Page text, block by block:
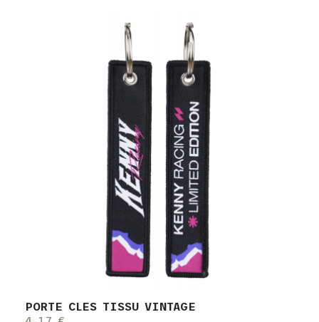
PORTE CLES TISSU VINTAGE